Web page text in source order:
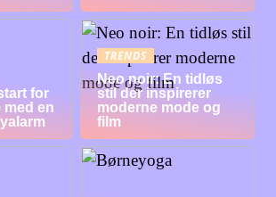
for
en
TRENDS
Neo noir: En tidløs
stil der inspirerer
moderne mode og
film